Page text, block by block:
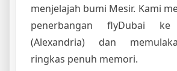
menjelajah bumi Mesir. Kami
penerbangan flyDubai ke
(Alexandria) dan
ringkas penuh memori.